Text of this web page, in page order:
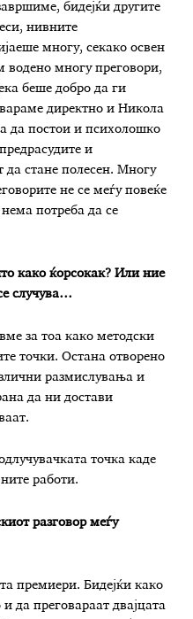
бидејќи другите
нивните
многу, секако освен
водено многу преговори,
беше добро да ги
директно и Никола
да постои и психолошко
и
да стане полесен. Многу
не се меѓу повеќе
потреба да се
како ќорсокак? Или ние
случува…
за тоа како методски
точки. Остана отворено
размислувања и
да ни достави
точка каде
работи.
разговор меѓу
премиери. Бидејќи како
да преговараат двајцата